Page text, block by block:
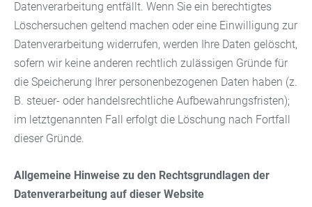
Datenverarbeitung entfällt. Wenn Sie ein berechtigtes
Löschersuchen geltend machen oder eine Einwilligung zur
Datenverarbeitung widerrufen, werden Ihre Daten gelöscht,
sofern wir keine anderen rechtlich zulässigen Gründe für
die Speicherung Ihrer personenbezogenen Daten haben (z.
B. steuer- oder handelsrechtliche Aufbewahrungsfristen);
im letztgenannten Fall erfolgt die Löschung nach Fortfall
dieser Gründe.
Allgemeine Hinweise zu den Rechtsgrundlagen der
Datenverarbeitung auf dieser Website